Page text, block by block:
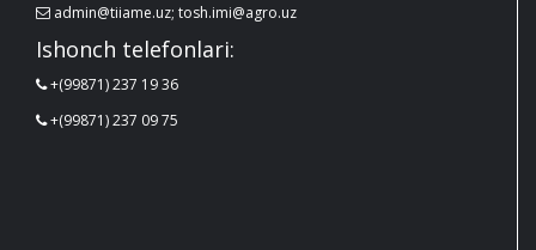
admin@tiiame.uz; tosh.imi@agro.uz
Ishonch telefonlari:
+(99871) 237 19 36
+(99871) 237 09 75